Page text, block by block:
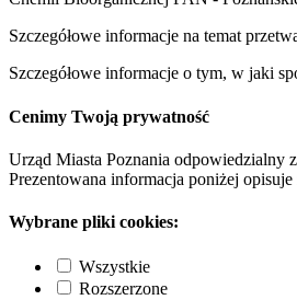
Szczegółowe informacje na temat
Szczegółowe informacje o tym, w jaki
Cenimy Twoją prywatność
Urząd Miasta Poznania odpowiedzialny
Prezentowana informacja poniżej
Wybrane pliki cookies:
Wszystkie
Rozszerzone